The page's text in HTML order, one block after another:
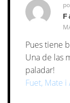
Pues tiene
Una de las
paladar!
Fuet, Mate i